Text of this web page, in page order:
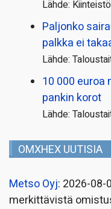
Lähde:
Paljonko
palkka ei
Lähde:
10 000 euroa
pankin korot
Lähde:
OMXHEX UUTISIA
Metso Oyj: 2026-08-
merkittävistä